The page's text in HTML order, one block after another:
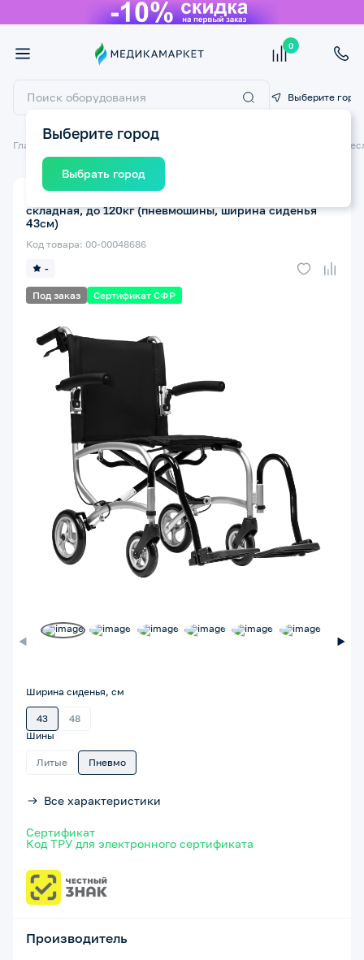
0
Выберите город
Выберите город
Выбрать город
Главная Технические средства реабилитации ТСР Инвалидные
Под заказ Сертификат СФР
-
Код товара: 00-00048686
складная, до 120кг (пневмошины, ширина сиденья
43см)
Ширина сиденья, см
43
48
Шины
Литые Пневмо
Все характеристики
Сертификат
Код ТРУ для электронного сертификата
Производитель